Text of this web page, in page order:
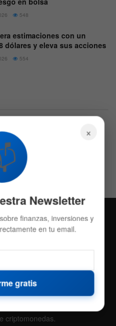
548
estimaciones con un
dólares y eleva sus acciones
554
criptomonedas.
×
Newsletter
finanzas, inversiones y
en tu email.
gratis